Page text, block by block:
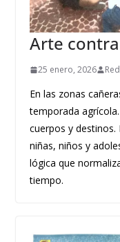
Arte
25 enero, 2026
En las zonas
temporada
cuerpos y destinos.
niñas, niños y
lógica que
tiempo.